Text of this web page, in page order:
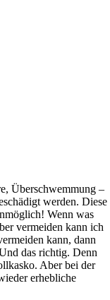
Überschwemmung –
werden. Diese
Wenn was
vermeiden kann ich
kann, dann
das richtig. Denn
Aber bei der
erhebliche